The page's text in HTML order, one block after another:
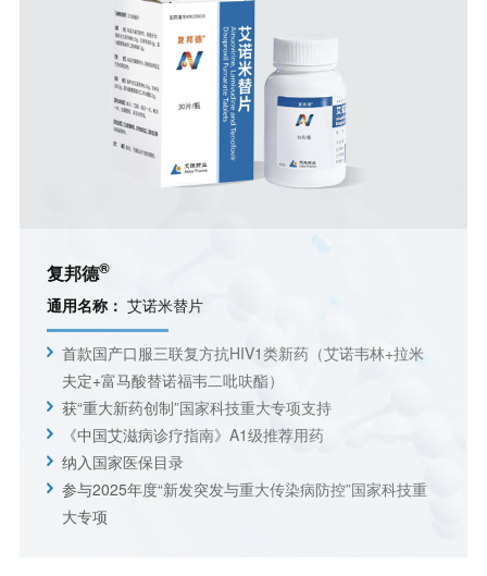
复邦德®
通用名称： 艾诺米替片
首款国产口服三联复方抗HIV1类新药（艾诺韦林+拉米
夫定+富马酸替诺福韦二吡呋酯）
获“重大新药创制”国家科技重大专项支持
《中国艾滋病诊疗指南》A1级推荐用药
纳入国家医保目录
参与2025年度“新发突发与重大传染病防控”国家科技重
大专项